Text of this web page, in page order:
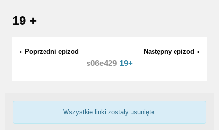
19 +
« Poprzedni epizod Następny epizod »
s06e429 19+
Wszystkie linki zostały usunięte.